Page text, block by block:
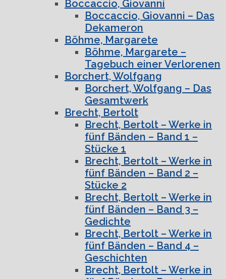
Boccaccio, Giovanni
Boccaccio, Giovanni – Das
Dekameron
Böhme, Margarete
Böhme, Margarete –
Tagebuch einer Verlorenen
Borchert, Wolfgang
Borchert, Wolfgang – Das
Gesamtwerk
Brecht, Bertolt
Brecht, Bertolt – Werke in
fünf Bänden – Band 1 –
Stücke 1
Brecht, Bertolt – Werke in
fünf Bänden – Band 2 –
Stücke 2
Brecht, Bertolt – Werke in
fünf Bänden – Band 3 –
Gedichte
Brecht, Bertolt – Werke in
fünf Bänden – Band 4 –
Geschichten
Brecht, Bertolt – Werke in